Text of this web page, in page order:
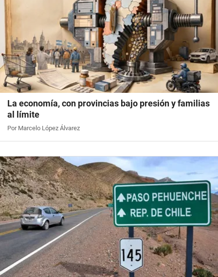
La economía, con provincias bajo presión y familias
al límite
Por Marcelo López Álvarez